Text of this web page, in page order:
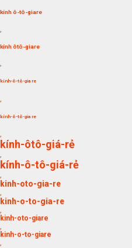
kính ô-tô-giare
,
kính ôtô-giare
,
kính-ô-tô-gia re
kính-ô-tô-gia re
,
kính-ôtô-giá-rẻ
,
kính-ô-tô-giá-rẻ
,
kinh-oto-gia-re
,
kinh-o-to-gia-re
,
kinh-oto-giare
,
kinh-o-to-giare
,